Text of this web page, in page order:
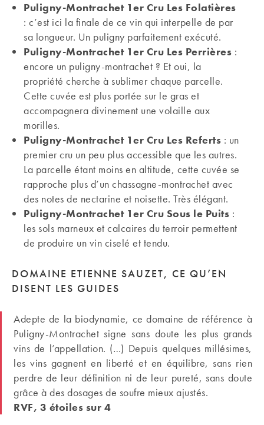
Puligny-Montrachet 1er Cru Les Folatières
: c’est ici la finale de ce vin qui interpelle de par
sa longueur. Un puligny parfaitement exécuté.
Puligny-Montrachet 1er Cru Les Perrières :
encore un puligny-montrachet ? Et oui, la
propriété cherche à sublimer chaque parcelle.
Cette cuvée est plus portée sur le gras et
accompagnera divinement une volaille aux
morilles.
Puligny-Montrachet 1er Cru Les Referts : un
premier cru un peu plus accessible que les autres.
La parcelle étant moins en altitude, cette cuvée se
rapproche plus d’un chassagne-montrachet avec
des notes de nectarine et noisette. Très élégant.
Puligny-Montrachet 1er Cru Sous le Puits :
les sols marneux et calcaires du terroir permettent
de produire un vin ciselé et tendu.
DOMAINE ETIENNE SAUZET, CE QU’EN
DISENT LES GUIDES
Adepte de la biodynamie, ce domaine de référence à
Puligny-Montrachet signe sans doute les plus grands
vins de l’appellation. (…) Depuis quelques millésimes,
les vins gagnent en liberté et en équilibre, sans rien
perdre de leur définition ni de leur pureté, sans doute
grâce à des dosages de soufre mieux ajustés.
RVF, 3 étoiles sur 4